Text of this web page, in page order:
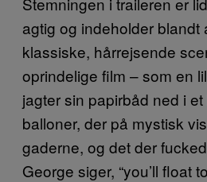
agtig og indeholder blandt
klassiske, hårrejsende
oprindelige film – som en
jagter sin papirbåd ned i
balloner, der på mystisk
gaderne, og det der
George siger, “you’ll float